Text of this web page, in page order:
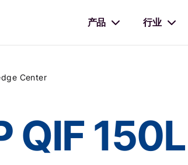
产品 行业
Center
QIF